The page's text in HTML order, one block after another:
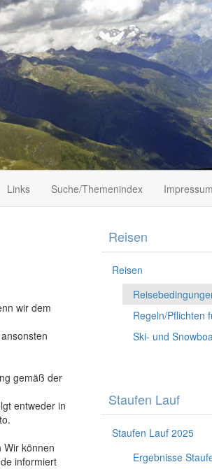
Links Suche/Themenindex Impressum
wir dem
gemäß der
entweder in
Wir können
informiert
Reisen
Reisen
Regeln/Pflichten
Ski- und
Staufen Lauf
Staufen Lauf 2025
Ergebnisse